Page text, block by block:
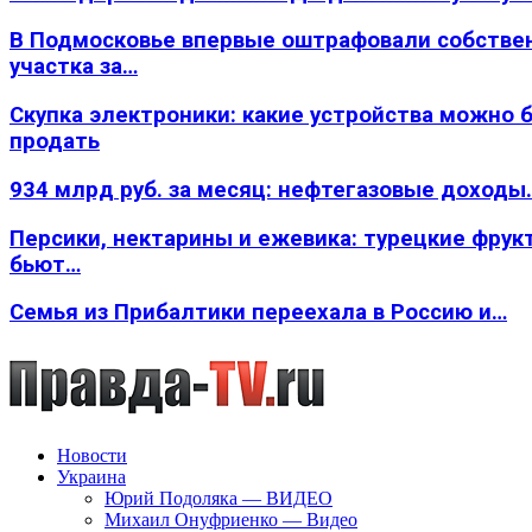
В Подмосковье впервые оштрафовали
участка за…
Скупка электроники: какие устройства можно
продать
934 млрд руб. за месяц: нефтегазовые
Персики, нектарины и ежевика: турецкие
бьют…
Семья из Прибалтики переехала в Россию и…
Новости
Украина
Юрий Подоляка — ВИДЕО
Михаил Онуфриенко — Видео